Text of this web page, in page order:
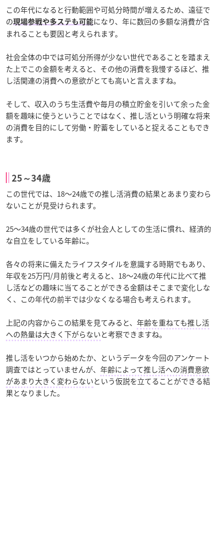
この年代になると行動範囲や可処分時間が増えるため、遠征で
の現場参戦や多ステも可能になり、年に数回の多額な消費が含
まれることも要因と考えられます。
社会全体の中では可処分所得が少ない世代であることを踏まえ
た上でこの金額を考えると、その他の消費を我慢するほど、推
し活関連の消費への意欲がとても高いと言えますね。
そして、収入のうち生活費や毎月の積立貯金を引いて余った金
額を趣味に使うということではなく、推し活という明確な将来
の消費を目的にして労働・貯蓄をしていると捉えることもでき
ます。
25～34歳
この世代では、18～24歳での推し活消費の結果とあまり変わら
ないことが見受けられます。
25～34歳の世代では多くが社会人としての生活に慣れ、経済的
な自立をしている年齢に。
各々の将来に備えたライフスタイルを意識する時期でもあり、
年収を25万円/月前後と考えると、18～24歳の年代に比べて推
し活などの趣味に当てることができる金額はそこまで変化しな
く、この年代の前半では少なくなる場合も考えられます。
上記の内容からこの結果を見てみると、 年齢を重ねても推し活
への熱量は大きく下がらないと考察できますね。
推し活をいつから始めたか、というデータを今回のアンケート
調査ではとっていませんが、 年齢によって推し活への消費意欲
があまり大きく変わらないという仮説を立てることができる結
果となりました。